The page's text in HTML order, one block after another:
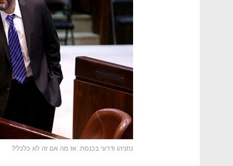
נתניהו ודרעי בכנסת. אז מה אם זה לא כלכלי?